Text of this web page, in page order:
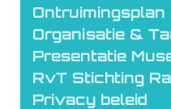
Organisatie &
Presentatie
RvT Stichting
Privacy beleid